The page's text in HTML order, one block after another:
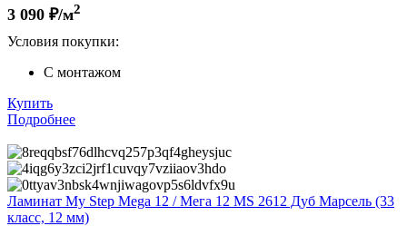
3 090 ₽/м2
Условия покупки:
С монтажом
Купить
Подробнее
Ламинат My Step Mega 12 / Мега 12 MS 2612 Дуб Марсель (33
класс, 12 мм)